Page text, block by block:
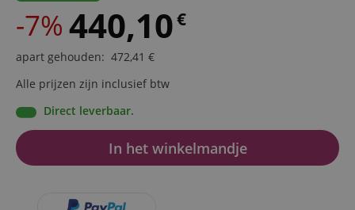
-7%440,10€
apart gehouden: 472,41 €
Alle prijzen zijn inclusief btw
Direct leverbaar.
In het winkelmandje